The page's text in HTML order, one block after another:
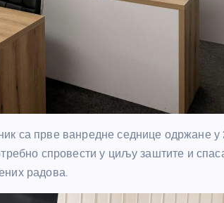
са прве ванредне седнице одржане у
спровести у циљу заштите и
радова.